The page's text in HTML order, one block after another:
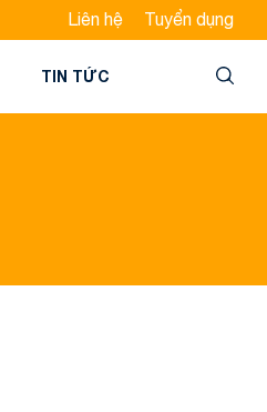
Liên hệ Tuyển dụng
TIN TỨC